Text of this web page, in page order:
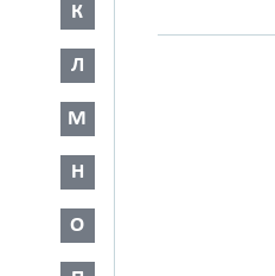
К
Л
М
Н
О